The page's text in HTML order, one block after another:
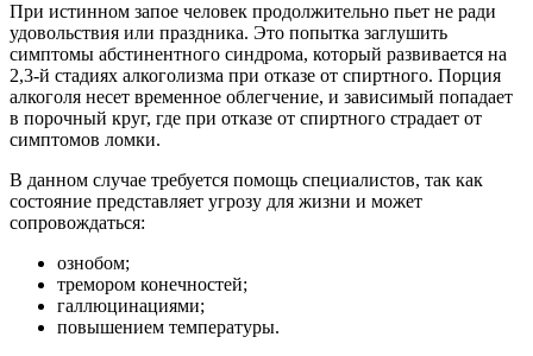
При истинном запое человек продолжительно пьет не ради
удовольствия или праздника. Это попытка заглушить
симптомы абстинентного синдрома, который развивается на
2,3-й стадиях алкоголизма при отказе от спиртного. Порция
алкоголя несет временное облегчение, и зависимый попадает
в порочный круг, где при отказе от спиртного страдает от
симптомов ломки.
В данном случае требуется помощь специалистов, так как
состояние представляет угрозу для жизни и может
сопровождаться:
ознобом;
тремором конечностей;
галлюцинациями;
повышением температуры.